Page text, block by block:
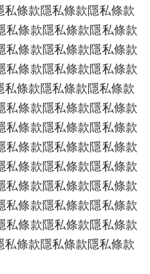
條款隱私條款隱私條款
私條款隱私條款隱私條款
私條款隱私條款隱私條款
私條款隱私條款隱私條款
條款隱私條款隱私條款
私條款隱私條款隱私條款
私條款隱私條款隱私條款
私條款隱私條款隱私條款
私條款隱私條款隱私條款
私條款隱私條款隱私條款
私條款隱私條款隱私條款
私條款隱私條款隱私條款
條款隱私條款隱私條款